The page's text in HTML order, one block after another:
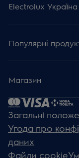
Electrolux Україна
Популярні
Магазин
Загальні
Угода про
даних
Файли cookie